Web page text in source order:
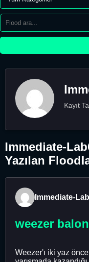
Kayıt
Immediate-
Yazılan
Immediate-
weezer
Weezer'ı iki yaz